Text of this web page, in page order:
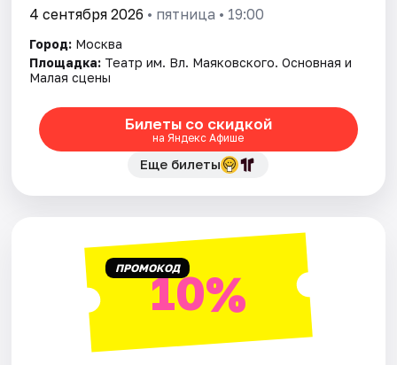
4 сентября 2026 • пятница • 19:00
Город: Москва
Площадка: Театр им. Вл. Маяковского. Основная и
Малая сцены
Билеты со скидкой
на Яндекс Афише
Еще билеты
ПРОМОКОД10%